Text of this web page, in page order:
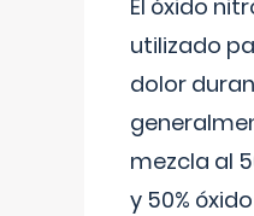
El óxido
utilizado
dolor
mezcla al
y 50%